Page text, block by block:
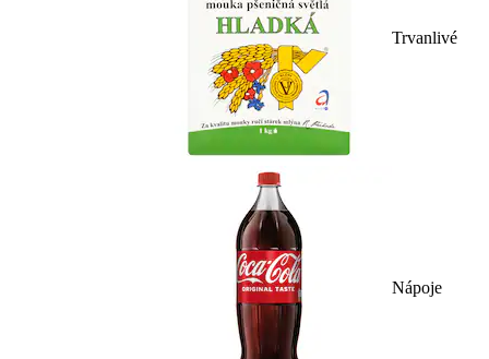
Trvanlivé
Nápoje